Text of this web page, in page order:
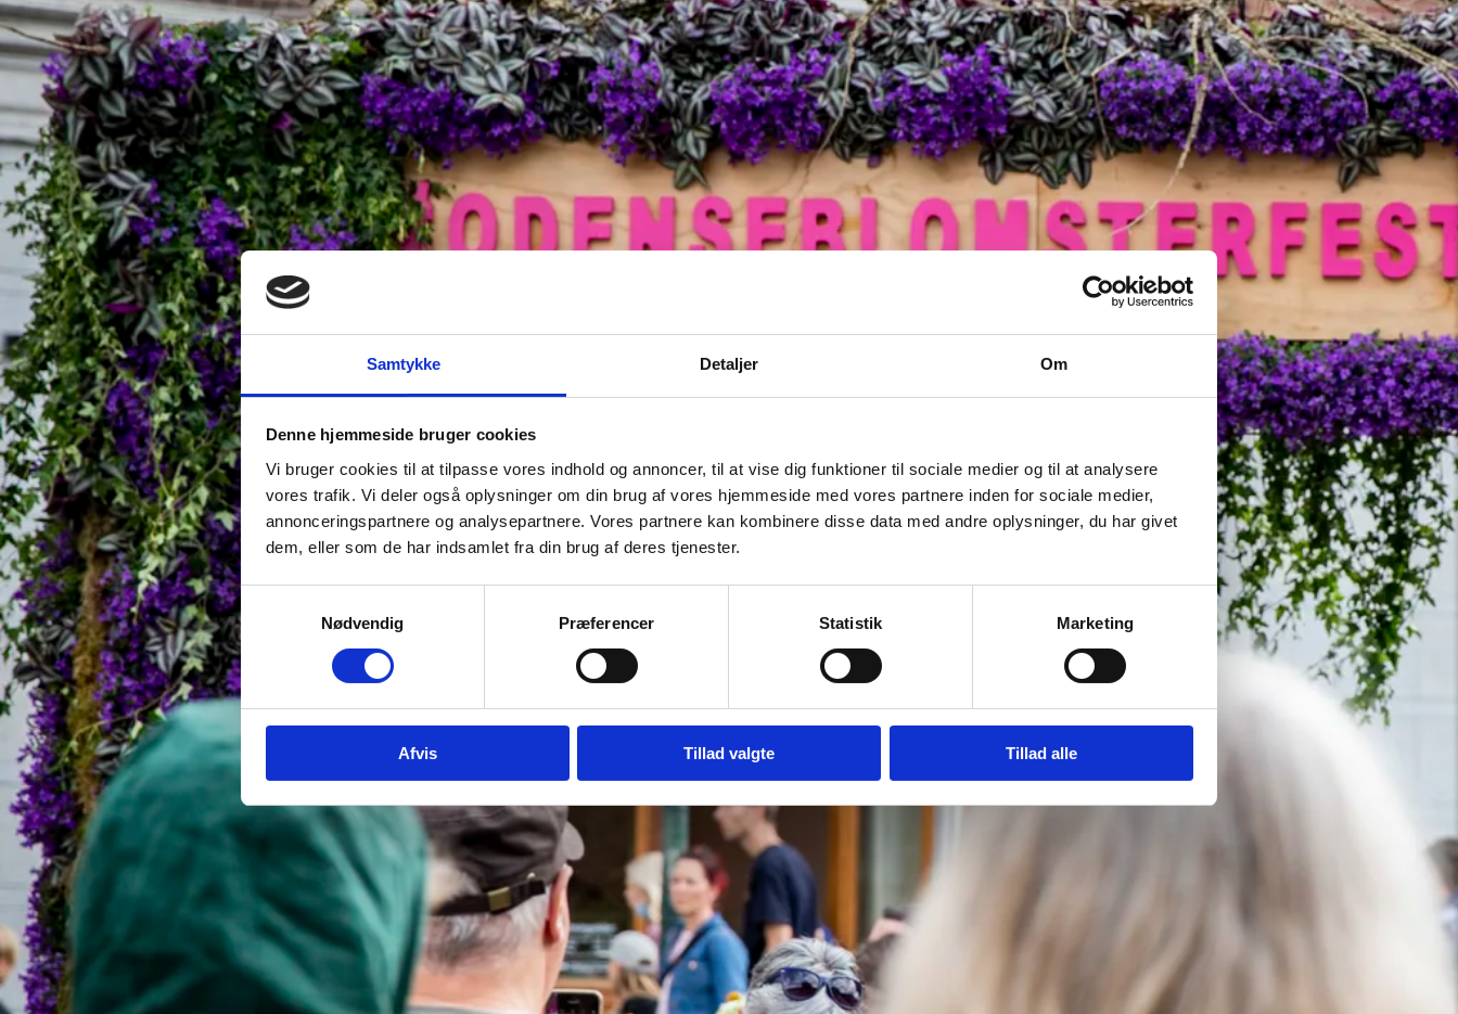
Samtykke Detaljer Om
Denne hjemmeside bruger cookies
Vi bruger cookies til at tilpasse vores indhold og annoncer, til at vise dig funktioner til sociale medier og til at analysere
vores trafik. Vi deler også oplysninger om din brug af vores hjemmeside med vores partnere inden for sociale medier,
annonceringspartnere og analysepartnere. Vores partnere kan kombinere disse data med andre oplysninger, du har givet
dem, eller som de har indsamlet fra din brug af deres tjenester.
Samtykkevalg
Nødvendig
Præferencer Statistik Marketing
Afvis Tillad valgte Tillad alle